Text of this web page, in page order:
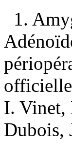
1.
I. Vinet,
Dubois,